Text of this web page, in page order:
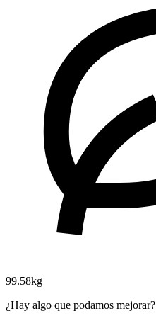
99.58kg
¿Hay algo que podamos mejorar?